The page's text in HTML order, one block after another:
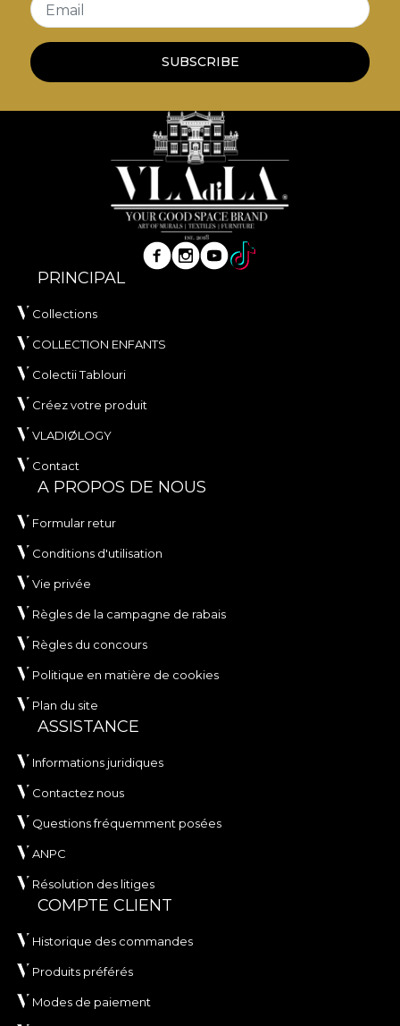
Email
SUBSCRIBE
PRINCIPAL
Collections
COLLECTION ENFANTS
Colectii Tablouri
Créez votre produit
VLADIØLOGY
Contact
A PROPOS DE NOUS
Formular retur
Conditions d'utilisation
Vie privée
Règles de la campagne de rabais
Règles du concours
Politique en matière de cookies
Plan du site
ASSISTANCE
Informations juridiques
Contactez nous
Questions fréquemment posées
ANPC
Résolution des litiges
COMPTE CLIENT
Historique des commandes
Produits préférés
Modes de paiement